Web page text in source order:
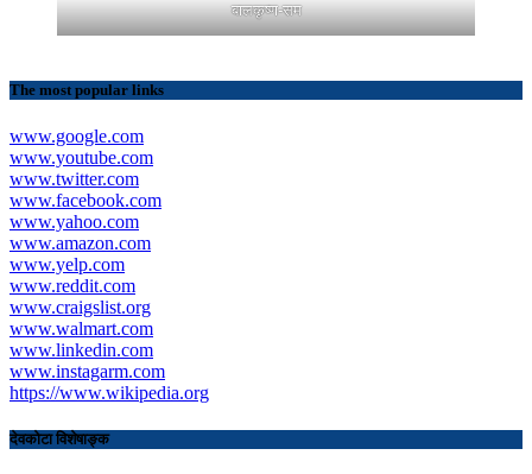
बालकृष्ण-सम
The most popular links
www.google.com
www.youtube.com
www.twitter.com
www.facebook.com
www.yahoo.com
www.amazon.com
www.yelp.com
www.reddit.com
www.craigslist.org
www.walmart.com
www.linkedin.com
www.instagarm.com
https://www.wikipedia.org
देवकोटा विशेषाङ्क